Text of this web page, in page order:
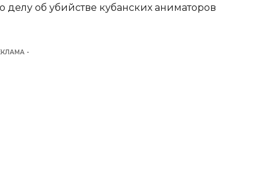
об убийстве кубанских аниматоров
-